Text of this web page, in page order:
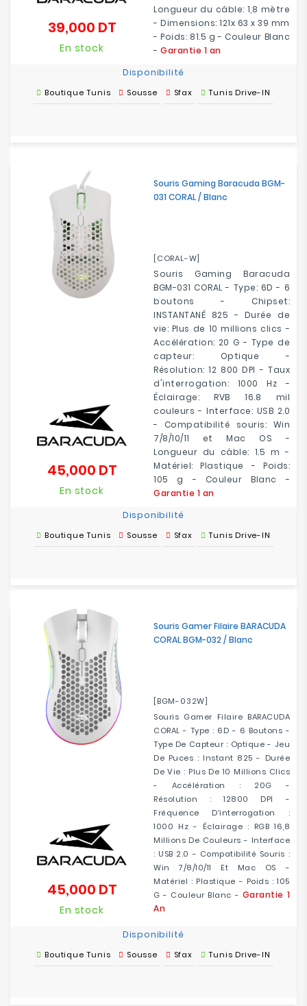
Longueur du câble: 1,8 mètre
- Dimensions: 121x 63 x 39 mm
- Poids: 81.5 g - Couleur Blanc
- Garantie 1 an
39,000 DTPrix
En stock
Disponibilité
Boutique Tunis Sousse Sfax Tunis Drive-IN
Souris Gaming Baracuda BGM-
031 CORAL / Blanc
[CORAL-W]
Souris Gaming Baracuda
BGM-031 CORAL - Type: 6D - 6
boutons - Chipset:
INSTANTANÉ 825 - Durée de
vie: Plus de 10 millions clics -
Accélération: 20 G - Type de
capteur: Optique -
Résolution: 12 800 DPI - Taux
d'interrogation: 1000 Hz -
Éclairage: RVB 16.8 mil
couleurs - Interface: USB 2.0
- Compatibilité souris: Win
7/8/10/11 et Mac OS -
Longueur du câble: 1.5 m -
Matériel: Plastique - Poids:
105 g - Couleur Blanc -
Garantie 1 an
45,000 DTPrix
En stock
Disponibilité
Boutique Tunis Sousse Sfax Tunis Drive-IN
Souris Gamer Filaire BARACUDA
CORAL BGM-032 / Blanc
[BGM-032W]
Souris Gamer Filaire BARACUDA
CORAL - Type : 6D - 6 Boutons -
Type De Capteur : Optique - Jeu
De Puces : Instant 825 - Durée
De Vie : Plus De 10 Millions Clics
- Accélération : 20G -
Résolution : 12800 DPI -
Fréquence D'interrogation :
1000 Hz - Éclairage : RGB 16,8
Millions De Couleurs - Interface
: USB 2.0 - Compatibilité Souris :
Win 7/8/10/11 Et Mac OS -
Matériel : Plastique - Poids : 105
G - Couleur Blanc - Garantie 1
An
45,000 DTPrix
En stock
Disponibilité
Boutique Tunis Sousse Sfax Tunis Drive-IN